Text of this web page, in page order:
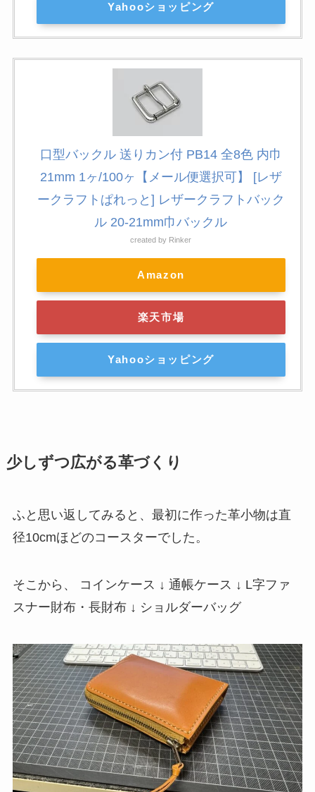
Yahooショッピング
口型バックル 送りカン付 PB14 全8色 内巾
21mm 1ヶ/100ヶ【メール便選択可】 [レザ
ークラフトぱれっと] レザークラフトバック
ル 20-21mm巾バックル
created by Rinker
Amazon
楽天市場
Yahooショッピング
少しずつ広がる革づくり
ふと思い返してみると、最初に作った革小物は直
径10cmほどのコースターでした。
そこから、 コインケース ↓ 通帳ケース ↓ L字ファ
スナー財布・長財布 ↓ ショルダーバッグ